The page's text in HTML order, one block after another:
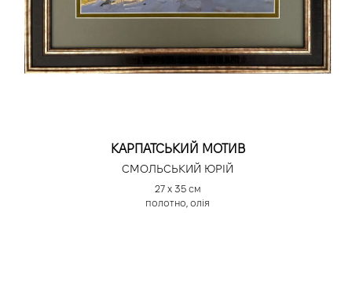
КАРПАТСЬКИЙ МОТИВ
СМОЛЬСЬКИЙ ЮРІЙ
27 х 35 см
полотно, олія